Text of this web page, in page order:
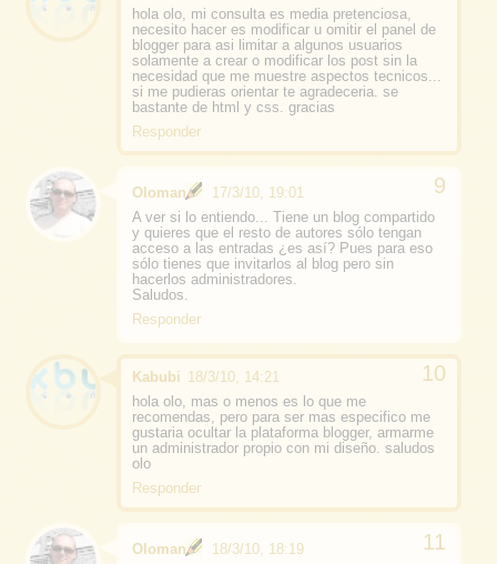
hola olo, mi consulta es media pretenciosa,
necesito hacer es modificar u omitir el panel de
blogger para asi limitar a algunos usuarios
solamente a crear o modificar los post sin la
necesidad que me muestre aspectos tecnicos...
si me pudieras orientar te agradeceria. se
bastante de html y css. gracias
Responder
Oloman
17/3/10, 19:01
A ver si lo entiendo... Tiene un blog compartido
y quieres que el resto de autores sólo tengan
acceso a las entradas ¿es así? Pues para eso
sólo tienes que invitarlos al blog pero sin
hacerlos administradores.
Saludos.
Responder
Kabubi 18/3/10, 14:21
hola olo, mas o menos es lo que me
recomendas, pero para ser mas especifico me
gustaria ocultar la plataforma blogger, armarme
un administrador propio con mi diseño. saludos
olo
Responder
Oloman
18/3/10, 18:19